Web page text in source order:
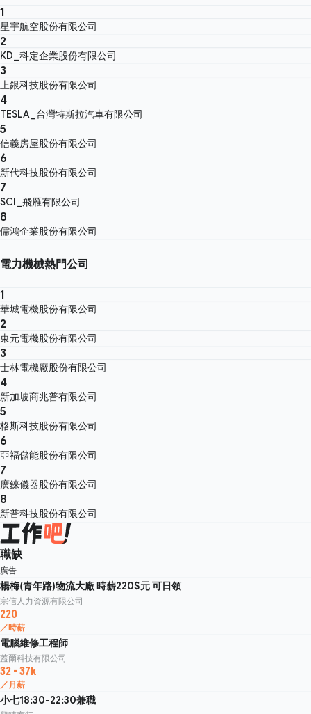
1
星宇航空股份有限公司
2
KD_科定企業股份有限公司
3
上銀科技股份有限公司
4
TESLA_台灣特斯拉汽車有限公司
5
信義房屋股份有限公司
6
新代科技股份有限公司
7
SCI_飛雁有限公司
8
儒鴻企業股份有限公司
電力機械熱門公司
1
華城電機股份有限公司
2
東元電機股份有限公司
3
士林電機廠股份有限公司
4
新加坡商兆普有限公司
5
格斯科技股份有限公司
6
亞福儲能股份有限公司
7
廣錸儀器股份有限公司
8
新普科技股份有限公司
職缺
廣告
楊梅(青年路)物流大廠 時薪220$元 可日領
宗信人力資源有限公司
220
／時薪
電腦維修工程師
蓋爾科技有限公司
32 - 37k
／月薪
小七18:30-22:30兼職